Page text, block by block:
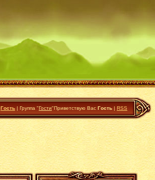
Гость | Группа "Гости"Приветствую Вас Гость | RSS